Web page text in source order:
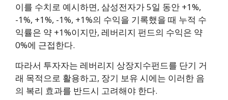
이를 수치로 예시하면, 삼성전자가 5일 동안 +1%,
-1%, +1%, -1%, +1%의 수익을 기록했을 때 누적 수
익률은 약 +1%이지만, 레버리지 펀드의 수익은 약
0%에 근접한다.
따라서 투자자는 레버리지 상장지수펀드를 단기 거
래 목적으로 활용하고, 장기 보유 시에는 이러한 음
의 복리 효과를 반드시 고려해야 한다.